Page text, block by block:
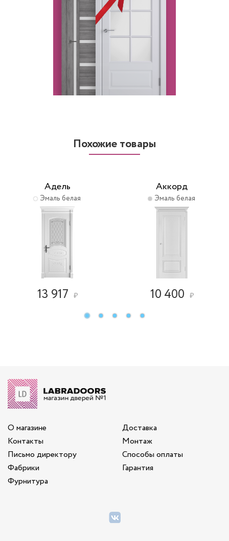
Похожие товары
Адель
Эмаль белая
13 917 ₽
Аккорд
Эмаль белая
10 400 ₽
О магазине
Контакты
Письмо директору
Фабрики
Фурнитура
Доставка
Монтаж
Способы оплаты
Гарантия